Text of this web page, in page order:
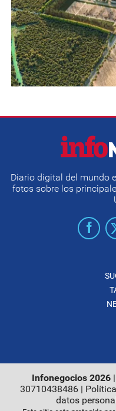
Diario digital del mundo
fotos sobre los
Infonegocios 2026
30710438486 |
datos